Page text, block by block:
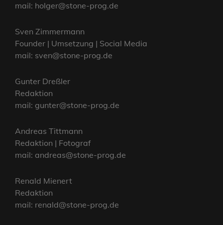
mail: holger@stone-prog.de
Sven Zimmermann
Founder | Umsetzung | Social Media
mail: sven@stone-prog.de
Gunter Dreßler
Redaktion
mail: gunter@stone-prog.de
Andreas Tittmann
Redaktion | Fotograf
mail: andreas@stone-prog.de
Renald Mienert
Redaktion
mail: renald@stone-prog.de